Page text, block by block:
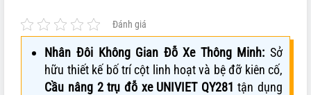
Đánh giá
Nhân Đôi Không Gian Đỗ Xe Thông Minh: Sở
hữu thiết kế bố trí cột linh hoạt và bệ đỡ kiên cố,
Cầu nâng 2 trụ đỗ xe UNIVIET QY281 tận dụng